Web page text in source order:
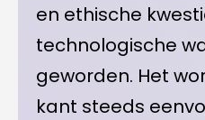
en ethische
technologische
geworden. Het
kant steeds